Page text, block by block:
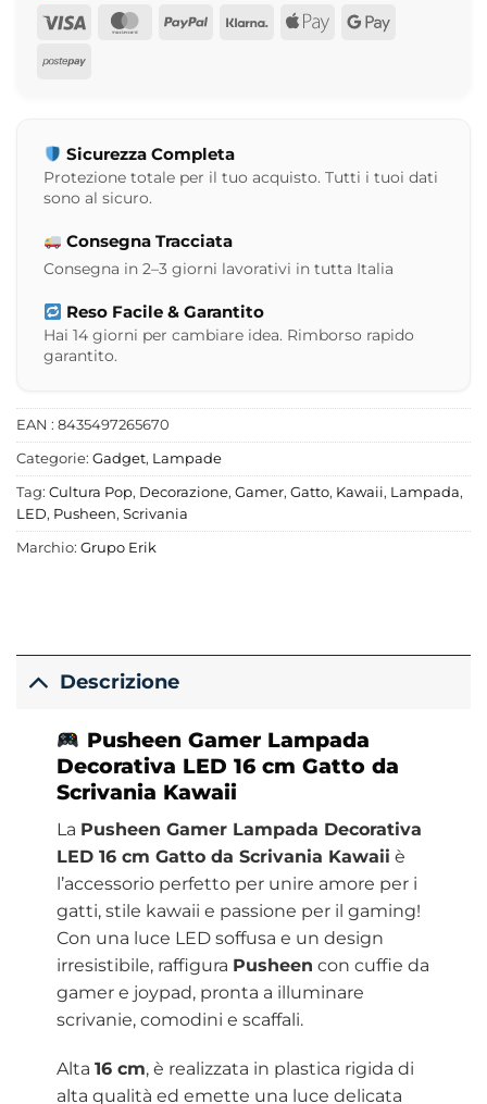
Visa
MasterCard
PayPalKlarna Apple Google
Postepay
Sicurezza Completa
Protezione totale per il tuo acquisto. Tutti i tuoi dati
sono al sicuro.
Consegna Tracciata
Consegna in 2–3 giorni lavorativi in tutta Italia
Reso Facile & Garantito
Hai 14 giorni per cambiare idea. Rimborso rapido
garantito.
EAN : 8435497265670
Categorie: Gadget, Lampade
Tag: Cultura Pop, Decorazione, Gamer, Gatto, Kawaii, Lampada,
LED, Pusheen, Scrivania
Marchio: Grupo Erik
Descrizione
Pusheen Gamer Lampada
Decorativa LED 16 cm Gatto da
Scrivania Kawaii
La Pusheen Gamer Lampada Decorativa
LED 16 cm Gatto da Scrivania Kawaii è
l’accessorio perfetto per unire amore per i
gatti, stile kawaii e passione per il gaming!
Con una luce LED soffusa e un design
irresistibile, raffigura Pusheen con cuffie da
gamer e joypad, pronta a illuminare
scrivanie, comodini e scaffali.
Alta 16 cm, è realizzata in plastica rigida di
alta qualità ed emette una luce delicata